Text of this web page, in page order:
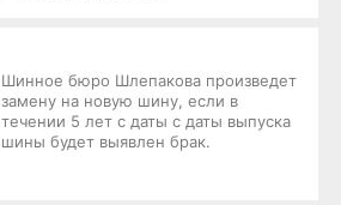
Шинное бюро Шлепакова произведет
замену на новую шину, если в
течении 5 лет с даты с даты выпуска
шины будет выявлен брак.